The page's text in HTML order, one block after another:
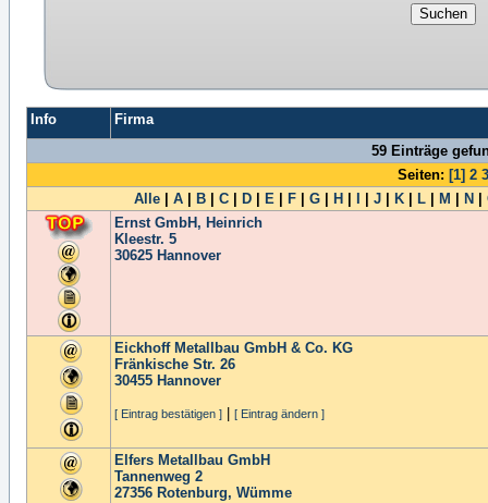
Info
Firma
59 Einträge
Seiten: [1] 2 3
Alle
A B C D E F G H J K L M N
Ernst GmbH, Heinrich
Kleestr. 5
30625 Hannover
Eickhoff Metallbau GmbH & Co. KG
Fränkische Str. 26
30455 Hannover
[ Eintrag bestätigen ] [ Eintrag ändern ]
Elfers Metallbau GmbH
Tannenweg 2
27356 Rotenburg, Wümme